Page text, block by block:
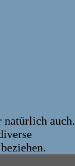
natürlich auch.